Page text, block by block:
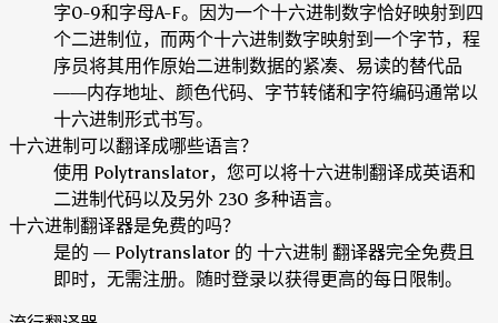
字0-9和字母A-F。因为一个十六进制数字恰好映射到四
个二进制位，而两个十六进制数字映射到一个字节，程
序员将其用作原始二进制数据的紧凑、易读的替代品
——内存地址、颜色代码、字节转储和字符编码通常以
十六进制形式书写。
十六进制可以翻译成哪些语言？
使用 Polytranslator，您可以将十六进制翻译成英语和
二进制代码以及另外 230 多种语言。
十六进制翻译器是免费的吗？
是的 — Polytranslator 的 十六进制 翻译器完全免费且
即时，无需注册。随时登录以获得更高的每日限制。